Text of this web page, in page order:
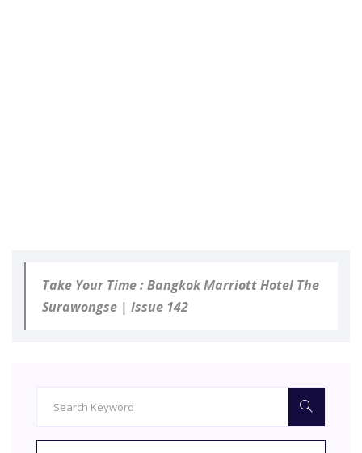
Take Your Time : Bangkok Marriott Hotel The
Surawongse | Issue 142